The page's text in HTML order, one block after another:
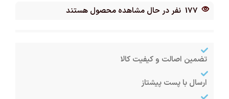
177 نفر در حال مشاهده محصول هستند
تضمین اصالت و کیفیت کالا
ارسال با پست پیشتاز